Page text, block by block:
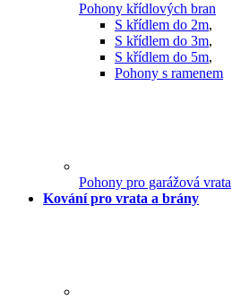
Pohony křídlových bran
S křídlem do 2m,
S křídlem do 3m,
S křídlem do 5m,
Pohony s ramenem
Pohony pro garážová vrata
Kování pro vrata a brány